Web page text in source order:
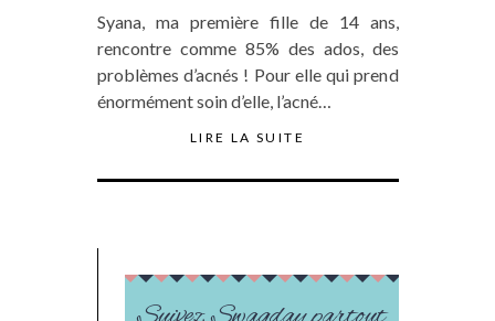
Syana, ma première fille de 14 ans,
rencontre comme 85% des ados, des
problèmes d’acnés ! Pour elle qui prend
énormément soin d’elle, l’acné…
LIRE LA SUITE